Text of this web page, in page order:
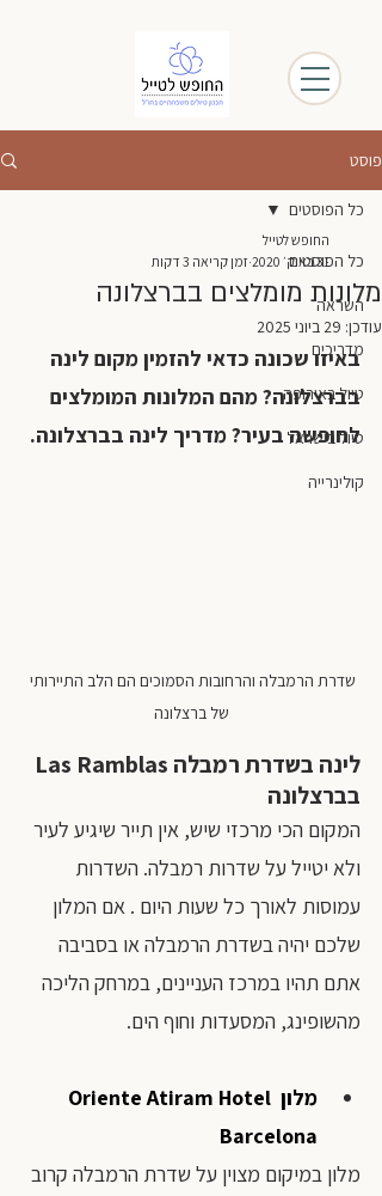
פוסט
כל הפוסטים
השראה
מדריכים
טיול באירופה
טיול בישראל
קולינרייה
כל הפוסטים
מלונות מומלצים בברצלונה
החופש לטייל
31 באוק׳ 2020
זמן קריאה 3 דקות
עודכן: 29 ביוני 2025
באיזו שכונה כדאי להזמין מקום לינה
בברצלונה? מהם המלונות המומלצים
לחופשה בעיר? מדריך לינה בברצלונה.
שדרת הרמבלה והרחובות הסמוכים הם הלב התיירותי
של ברצלונה
בברצלונה
המקום הכי מרכזי שיש, אין תייר שיגיע לעיר
ולא יטייל על שדרות רמבלה. השדרות
עמוסות לאורך כל שעות היום . אם המלון
שלכם יהיה בשדרת הרמבלה או בסביבה
אתם תהיו במרכז העניינים, במרחק הליכה
מהשופינג, המסעדות וחוף הים.
מלון Oriente Atiram Hotel
Barcelona
מלון במיקום מצוין על שדרת הרמבלה קרוב